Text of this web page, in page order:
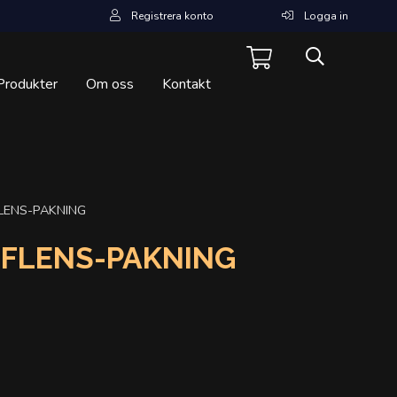
Registrera konto Logga in
Om oss Kontakt
PAKNING
PAKNING